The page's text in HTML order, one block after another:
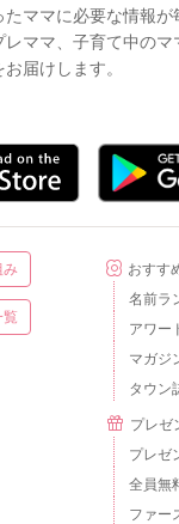
ママに必要な情報が
ママ、子育て中のマ
届けします。
み
覧
おすす
名前ラ
アワー
マガジ
タウン
プレゼ
プレゼ
全員無
ファー